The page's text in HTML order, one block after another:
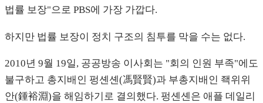
법률 보장"으로 PBS에 가장 가깝다.
하지만 법률 보장이 정치 구조의 침투를 막을 수는 없다.
2010년 9월 19일, 공공방송 이사회는 "회의 인원 부족"에도
불구하고 총지배인 펑셴셴(馮賢賢)과 부총지배인 좩위위
안(鍾裕淵)을 해임하기로 결의했다. 펑셴셴은 애플 데일리